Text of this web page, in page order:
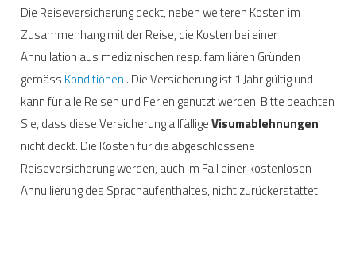
Die Reiseversicherung deckt, neben weiteren Kosten im
Zusammenhang mit der Reise, die Kosten bei einer
Annullation aus medizinischen resp. familiären Gründen
gemäss Konditionen . Die Versicherung ist 1 Jahr gültig und
kann für alle Reisen und Ferien genutzt werden. Bitte beachten
Sie, dass diese Versicherung allfälligeVisumablehnungen
nicht deckt. Die Kosten für die abgeschlossene
Reiseversicherung werden, auch im Fall einer kostenlosen
Annullierung des Sprachaufenthaltes, nicht zurückerstattet.